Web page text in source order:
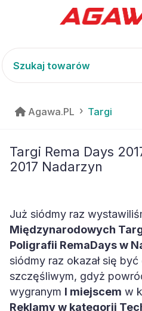
Agawa.PL Targi
Targi Rema Days
2017 Nadarzyn
Już siódmy raz
Międzynarodowych
Poligrafii RemaDays w
siódmy raz okazał się
szczęśliwym, gdyż
wygranym I miejscem w
Reklamy w kategorii